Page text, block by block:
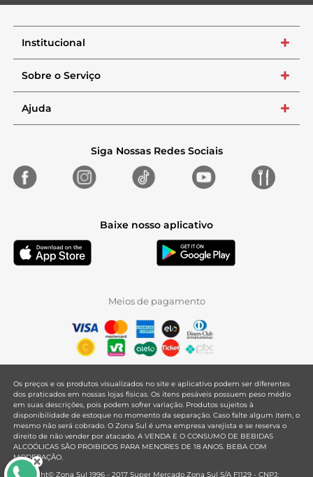
Institucional +
Sobre o Serviço +
Ajuda +
Siga Nossas Redes Sociais
Baixe nosso aplicativo
Meios de pagamento
Os preços e os produtos visualizados no site e aplicativo podem ser diferentes
dos praticados em nossas lojas físicas. Os itens pesáveis possuem peso médio
em suas descrições, pois podem sofrer variação. Produtos sujeitos à
disponibilidade de estoque no momento da separação. Caso falte algum item, o
mesmo não será cobrado. O Zona Sul é uma empresa varejista e se reserva o
direito de não vender por atacado. A VENDA E O CONSUMO DE BEBIDAS
ALCOÓLICAS SÃO PROIBIDOS PARA MENORES DE 18 ANOS. BEBA COM
MODERAÇÃO.
Copyright© Zona Sul 1996 - 2017 Super Mercado Zona Sul S/A F1129 - CNPJ: